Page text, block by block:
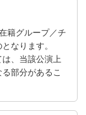
籍グループ／チ
なります。
、当該公演上
部分があるこ